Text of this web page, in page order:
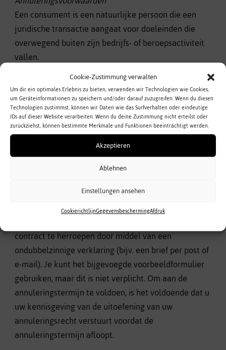
Cookie-Zustimmung verwalten
Um dir ein optimales Erlebnis zu bieten, verwenden wir Technologien wie Cookies,
um Geräteinformationen zu speichern und/oder darauf zuzugreifen. Wenn du diesen
Technologien zustimmst, können wir Daten wie das Surfverhalten oder eindeutige
IDs auf dieser Website verarbeiten. Wenn du deine Zustimmung nicht erteilst oder
zurückziehst, können bestimmte Merkmale und Funktionen beeinträchtigt werden.
Akzeptieren
Ablehnen
Einstellungen ansehen
CookierichtlijnGegevensbeschermingAfdruk
Een consument is een natuurlijke persoon die een
juridische transactie aangaat voor doeleinden die
overwegend buiten zijn bedrijfs- of beroepsactiviteit
vallen.
Recht op annulering
Je hebt het recht om dit contract binnen veertien
dagen zonder opgaaf van reden te annuleren. De
annuleringstermijn is veertien dagen vanaf de dag
waarop u of een door u genoemde derde partij, die
niet de vervoerder is, de laatste deelzending of het
laatste artikel in ontvangst heeft genomen. Om het
hiervan op de hoogte stellen (von Hanf e.K., Bergstr. 1,
25582 Hohenaspe, telefoon:+49 (0)4893 2540483
contract te herroepen door middel van een
ondubbelzinnige verklaring (bijv. een brief per post of
e-mail). Je kunt het bijgevoegde voorbeeldformulier
gebruiken, maar dit is niet verplicht. Om aan de
annuleringstermijn te voldoen, is het voldoende dat u
uw kennisgeving van de uitoefening van uw
annuleringsrecht verstuurt voordat de
annuleringstermijn afloopt.